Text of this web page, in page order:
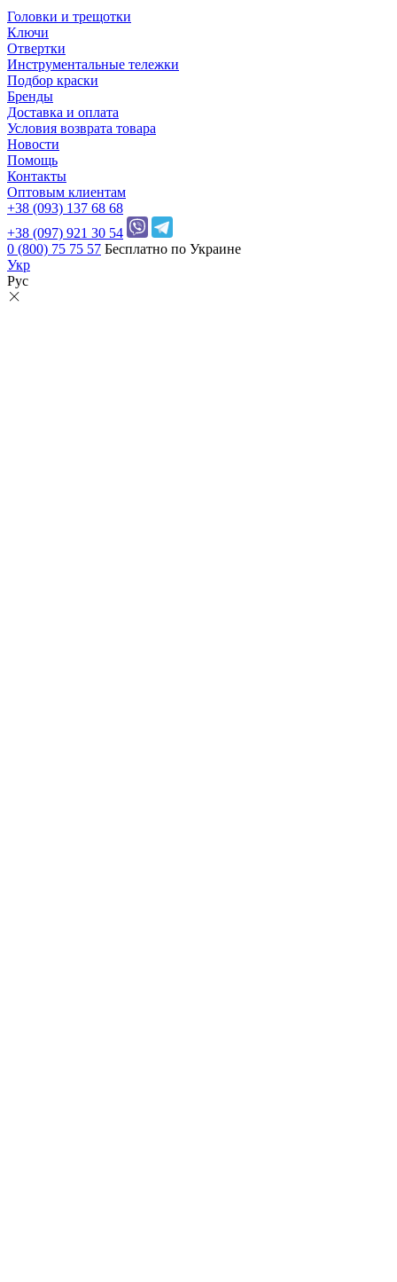
Головки и трещотки
Ключи
Отвертки
Инструментальные тележки
Подбор краски
Бренды
Доставка и оплата
Условия возврата товара
Новости
Помощь
Контакты
Оптовым клиентам
+38 (093) 137 68 68
+38 (097) 921 30 54
0 (800) 75 75 57 Бесплатно по Украине
Укр
Рус